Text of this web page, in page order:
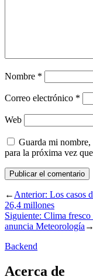
Nombre *
Correo electrónico *
Web
Guarda mi
para la próxima vez
←Anterior: Los casos
26,4 millones
Siguiente: Clima fresco
anuncia Meteorología→
Backend
Acerca de